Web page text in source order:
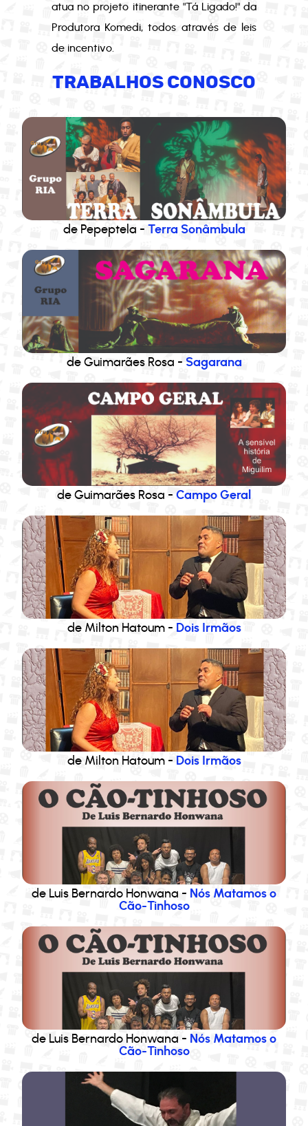
atua no projeto itinerante "Tá Ligado!" da
Produtora Komedi, todos através de leis
de incentivo.
TRABALHOS CONOSCO
de Pepeptela - Terra Sonâmbula
de Guimarães Rosa - Sagarana
de Guimarães Rosa - Campo Geral
de Milton Hatoum - Dois Irmãos
de Milton Hatoum - Dois Irmãos
de Luis Bernardo Honwana - Nós Matamos o
Cão-Tinhoso
de Luis Bernardo Honwana - Nós Matamos o
Cão-Tinhoso